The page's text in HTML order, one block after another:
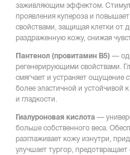
заживляющим эффектом.
проявления купероза и
свойствами, защищая клетки от
раздраженную кожу, снижая
Пантенол (провитамин B5) —
регенерирующими свойствами.
смягчает и устраняет ощущение
более эластичной и
и гладкости.
Гиалуроновая кислота —
больше собственного веса.
разглаживает кожу изнутри,
улучшает тургор,